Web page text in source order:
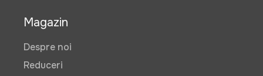
Magazin
Despre noi
Reduceri